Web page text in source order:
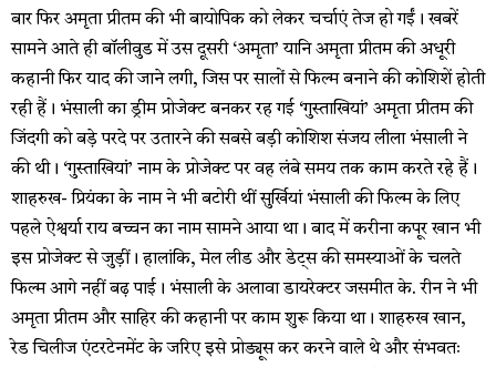
बार फिर अमृता प्रीतम की भी बायोपिक को लेकर चर्चाएं तेज हो गईं। खबरें
सामने आते ही बॉलीवुड में उस दूसरी ‘अमृता’ यानि अमृता प्रीतम की अधूरी
कहानी फिर याद की जाने लगी, जिस पर सालों से फिल्म बनाने की कोशिशें होती
रही हैं। भंसाली का ड्रीम प्रोजेक्ट बनकर रह गई ‘गुस्ताखियां’ अमृता प्रीतम की
जिंदगी को बड़े परदे पर उतारने की सबसे बड़ी कोशिश संजय लीला भंसाली ने
की थी। ‘गुस्ताखियां’ नाम के प्रोजेक्ट पर वह लंबे समय तक काम करते रहे हैं।
शाहरुख- प्रियंका के नाम ने भी बटोरी थीं सुर्खियां भंसाली की फिल्म के लिए
पहले ऐश्वर्या राय बच्चन का नाम सामने आया था। बाद में करीना कपूर खान भी
इस प्रोजेक्ट से जुड़ीं। हालांकि, मेल लीड और डेट्स की समस्याओं के चलते
फिल्म आगे नहीं बढ़ पाई। भंसाली के अलावा डायरेक्टर जसमीत के. रीन ने भी
अमृता प्रीतम और साहिर की कहानी पर काम शुरू किया था। शाहरुख खान,
रेड चिलीज एंटरटेनमेंट के जरिए इसे प्रोड्यूस कर करने वाले थे और संभवतः